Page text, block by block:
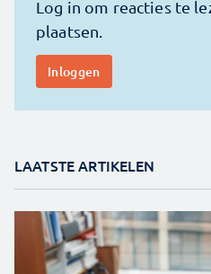
LAATSTE ARTIKELEN